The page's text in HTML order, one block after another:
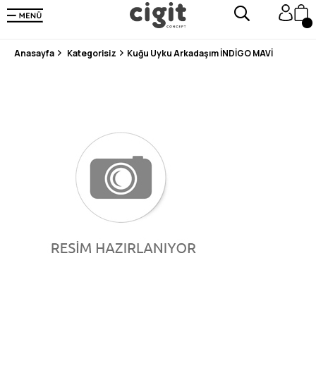
250.000'DEN FAZLA DEĞERLENDİRMEDE 5 ÜZERİNDEN 4.8 PUAN ALDI ⭐⭐⭐⭐⭐
3 MİLYONDAN FAZLA MUTLU MÜŞTERİ ❤️ 10 MİLYON ÜRÜN
Anasayfa Kategorisiz Kuğu Uyku Arkadaşım İNDİGO MAVİ